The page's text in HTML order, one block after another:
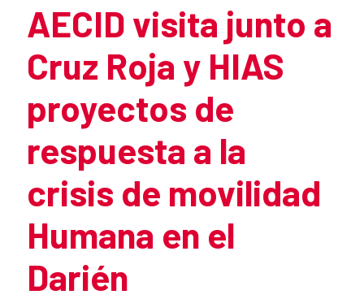
AECID visita junto a
Cruz Roja y HIAS
proyectos de
respuesta a la
crisis de movilidad
Humana en el
Darién